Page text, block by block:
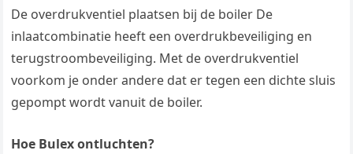
De overdrukventiel plaatsen bij de boiler De
inlaatcombinatie heeft een overdrukbeveiliging en
terugstroombeveiliging. Met de overdrukventiel
voorkom je onder andere dat er tegen een dichte sluis
gepompt wordt vanuit de boiler.
Hoe Bulex ontluchten?